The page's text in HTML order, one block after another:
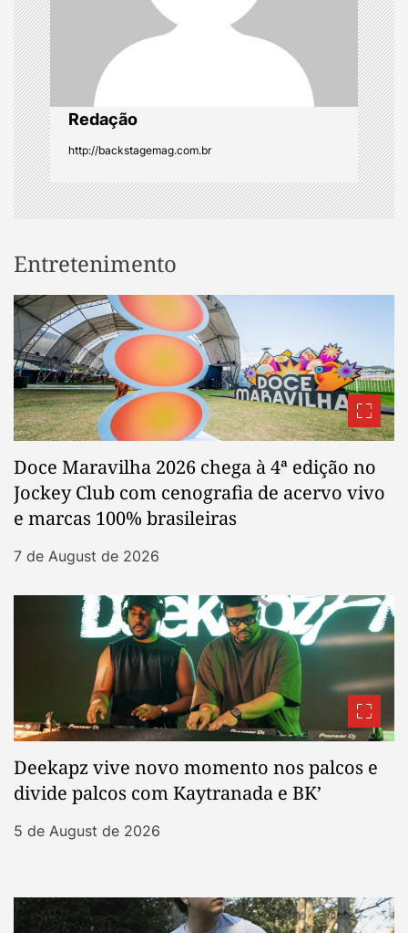
o
n
Redação
http://backstagemag.com.br
Entretenimento
Doce Maravilha 2026 chega à 4ª edição no
Jockey Club com cenografia de acervo vivo
e marcas 100% brasileiras
7 de August de 2026
Deekapz vive novo momento nos palcos e
divide palcos com Kaytranada e BK’
5 de August de 2026